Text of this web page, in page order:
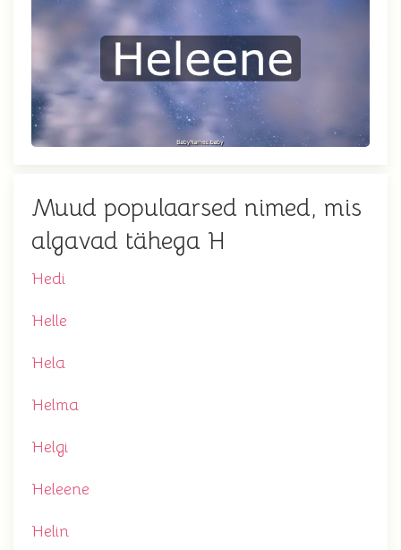
Muud populaarsed nimed, mis
algavad tähega H
Hedi
Helle
Hela
Helma
Helgi
Heleene
Helin